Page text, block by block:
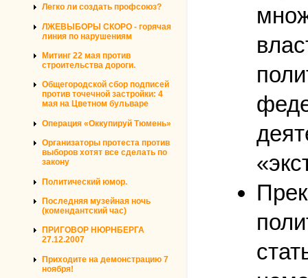
Легко ли создать профсоюз?
ЛЖЕВЫБОРЫ СКОРО - горячая
линия по нарушениям
Митинг 22 мая против
строительства дороги.
Общегородской сбор подписей
против точечной застройки: 4
мая на Цветном бульваре
Операция «Оккупируй Тюмень»
Организаторы протеста против
выборов хотят все сделать по
закону
Политический юмор.
Последняя музейная ночь
(комендантский час)
ПРИГОВОР НЮРНБЕРГА
27.12.2007
Приходите на демонстрацию 7
ноября!